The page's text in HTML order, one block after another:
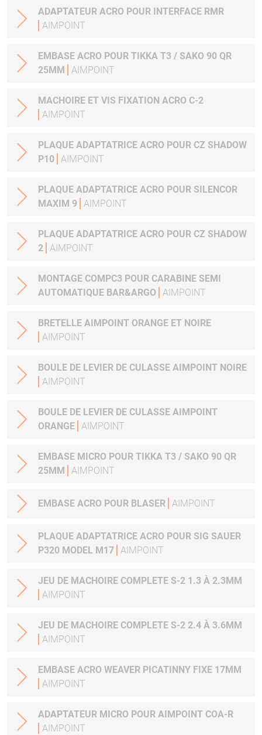
ADAPTATEUR ACRO POUR INTERFACE RMR
AIMPOINT
EMBASE ACRO POUR TIKKA T3 / SAKO 90 QR
25MM
AIMPOINT
MACHOIRE ET VIS FIXATION ACRO C-2
AIMPOINT
PLAQUE ADAPTATRICE ACRO POUR CZ SHADOW
P10 AIMPOINT
PLAQUE ADAPTATRICE ACRO POUR SILENCOR
MAXIM 9
AIMPOINT
PLAQUE ADAPTATRICE ACRO POUR CZ SHADOW
2 AIMPOINT
MONTAGE COMPC3 POUR CARABINE SEMI
AUTOMATIQUE BAR&ARGO
AIMPOINT
BRETELLE AIMPOINT ORANGE ET NOIRE
AIMPOINT
BOULE DE LEVIER DE CULASSE AIMPOINT NOIRE
AIMPOINT
BOULE DE LEVIER DE CULASSE AIMPOINT
ORANGE AIMPOINT
EMBASE MICRO POUR TIKKA T3 / SAKO 90 QR
25MM
AIMPOINT
EMBASE ACRO POUR BLASER AIMPOINT
PLAQUE ADAPTATRICE ACRO POUR SIG SAUER
P320 MODEL M17 AIMPOINT
JEU DE MACHOIRE COMPLETE S-2 1.3 À 2.3MM
AIMPOINT
JEU DE MACHOIRE COMPLETE S-2 2.4 À 3.6MM
AIMPOINT
EMBASE ACRO WEAVER PICATINNY FIXE 17MM
AIMPOINT
ADAPTATEUR MICRO POUR AIMPOINT COA-R
AIMPOINT